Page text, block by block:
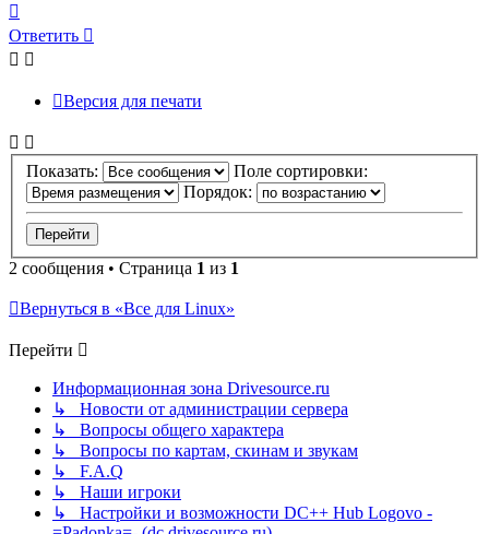
к
началу
Ответить
Версия для печати
Показать:
Поле сортировки:
Порядок:
2 сообщения • Страница 1 из 1
Вернуться в «Все для Linux»
Перейти
Информационная зона Drivesource.ru
↳ Новости от администрации сервера
↳ Вопросы общего характера
↳ Вопросы по картам, скинам и звукам
↳ F.A.Q
↳ Наши игроки
↳ Настройки и возможности DC++ Hub Logovo -